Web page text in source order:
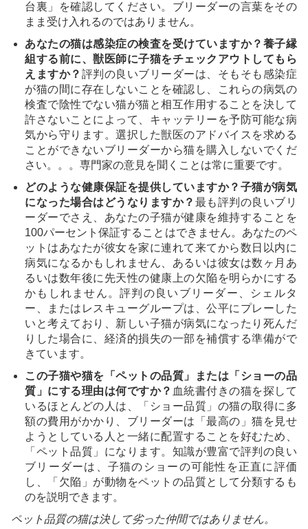
台裏」を確認してください。ブリーダーの言葉をその
まま受け入れるのではありません。
あなたの猫は感染症の検査を受けていますか？養子縁
組する前に、獣医師に子猫をチェックアウトしてもら
えますか？ 評判の良いブリーダーは、そもそも感染症
が猫の間に存在しないことを確認し、これらの病気の
検査で陰性でない猫が猫と相互作用することを決して
許さないことによって、キャッテリーを予防可能な病
気から守ります。選択した獣医のアドバイスを求める
ことができないブリーダーから猫を購入しないでくだ
さい。。。専門家の意見を聞くことは常に重要です。
どのような健康保証を提供していますか？子猫が病気
になった場合はどうなりますか？ 最も評判の良いブリ
ーダーでさえ、あなたの子猫が健康を維持することを
100パーセント保証することはできません。あなたのペ
ットはあなたが彼女を家に連れて来てから数日以内に
病気になるかもしれません、あるいは彼女は数ヶ月あ
るいは数年後に先天性の健康上の欠陥を明らかにする
かもしれません。評判の良いブリーダー、シェルタ
ー、またはレスキューグループは、公平にプレーした
いと考えており、新しい子猫が病気になったり死んだ
りした場合に、経済的損失の一部を補償する準備がで
きています。
この子猫や猫を「ペットの品質」または「ショーの品
質」にする理由は何ですか？ 血統書付きの猫を探して
いるほとんどの人は、「ショー品質」の猫の取得に多
額の費用がかかり、ブリーダーは「最高の」猫を見せ
ようとしている人と一緒に配置することを好むため、
「ペット品質」になります。知識が豊富で評判の良い
ブリーダーは、子猫のショーの可能性を正直に評価
し、「欠陥」が動物をペットの品質として分類するも
のを説明できます。
ペット品質の猫は決して劣った仲間ではありません。